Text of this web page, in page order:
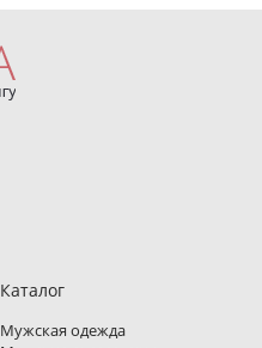
Каталог
Мужская одежда